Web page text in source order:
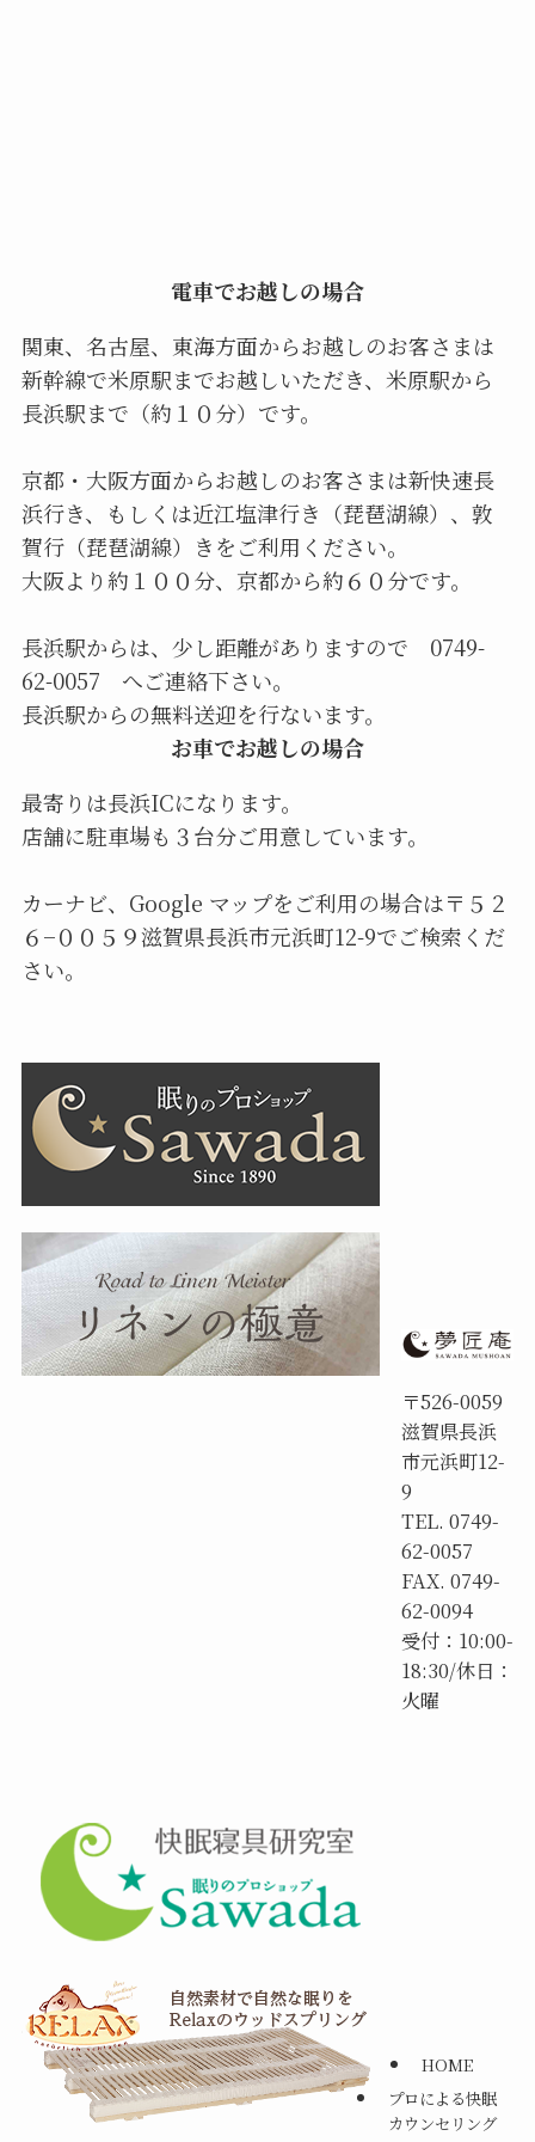
電車でお越しの場合
関東、名古屋、東海方面からお越しのお客さまは
新幹線で米原駅までお越しいただき、米原駅から
長浜駅まで（約１０分）です。
京都・大阪方面からお越しのお客さまは新快速長
浜行き、もしくは近江塩津行き（琵琶湖線）、敦
賀行（琵琶湖線）きをご利用ください。
大阪より約１００分、京都から約６０分です。
長浜駅からは、少し距離がありますので 0749-
62-0057 へご連絡下さい。
長浜駅からの無料送迎を行ないます。
お車でお越しの場合
最寄りは長浜ICになります。
店舗に駐車場も３台分ご用意しています。
カーナビ、Google マップをご利用の場合は〒５２
６−００５９滋賀県長浜市元浜町12-9でご検索くだ
さい。
〒526-0059
滋賀県長浜
市元浜町12-
9
TEL. 0749-
62-0057
FAX. 0749-
62-0094
受付：10:00-
18:30/休日：
火曜
HOME
プロによる快眠
カウンセリング